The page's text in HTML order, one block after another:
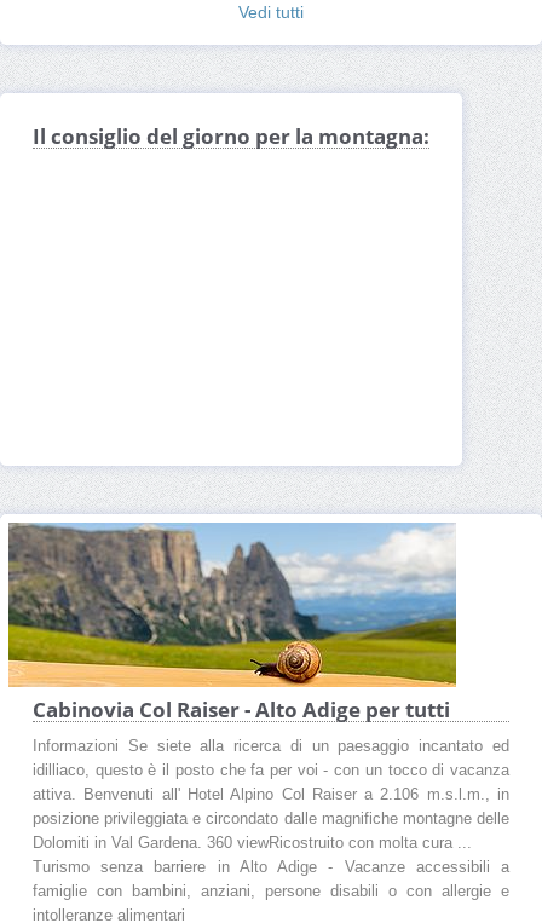
Vedi tutti
Il consiglio del giorno per la montagna:
Cabinovia Col Raiser - Alto Adige per tutti
Informazioni Se siete alla ricerca di un paesaggio incantato ed
idilliaco, questo è il posto che fa per voi - con un tocco di vacanza
attiva. Benvenuti all' Hotel Alpino Col Raiser a 2.106 m.s.l.m., in
posizione privileggiata e circondato dalle magnifiche montagne delle
Dolomiti in Val Gardena. 360 viewRicostruito con molta cura ...
Turismo senza barriere in Alto Adige - Vacanze accessibili a
famiglie con bambini, anziani, persone disabili o con allergie e
intolleranze alimentari